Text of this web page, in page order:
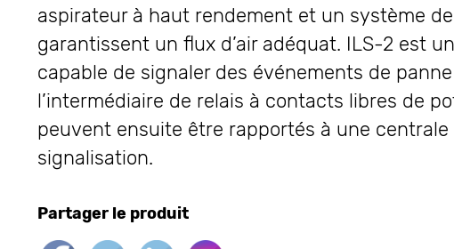
aspirateur à haut rendement et un système
garantissent un flux d’air adéquat. ILS-2 est
capable de signaler des événements de
l’intermédiaire de relais à contacts libres de
peuvent ensuite être rapportés à une
signalisation.
Partager le produit